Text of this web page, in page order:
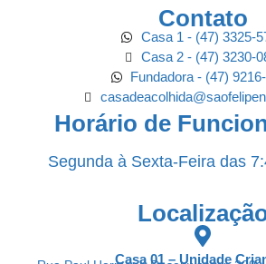
Contato
Casa 1 - (47) 3325-
Casa 2 - (47) 3230-
Fundadora - (47)
Horário de
Segunda à Sexta-Feira das
Casa 01 – Unidade